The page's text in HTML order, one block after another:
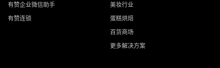
有赞企业微信助手
有赞连锁
美妆行业
蛋糕烘焙
百货商场
更多解决方案